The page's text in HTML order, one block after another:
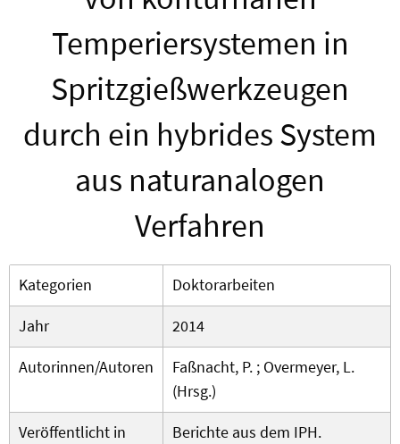
Temperiersystemen in
Spritzgießwerkzeugen
durch ein hybrides System
aus naturanalogen
Verfahren
Kategorien
Doktorarbeiten
Jahr
2014
Autorinnen/Autoren
Faßnacht, P. ; Overmeyer, L.
(Hrsg.)
Veröffentlicht in
Berichte aus dem IPH.